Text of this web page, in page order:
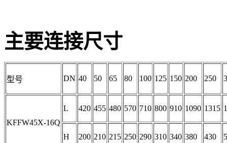
主要连接尺寸
型号 DN 40 50 65 80 100 125 150 200 250
KFFW45X-16Q
L 420 455 480 570 710 800 910 1090 1315
H 200 210 215 250 290 310 340 380 430